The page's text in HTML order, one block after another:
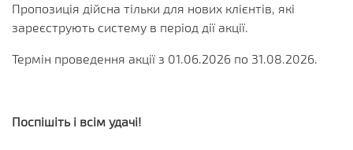
Пропозиція дійсна тільки для нових клієнтів, які
зареєструють систему в період дії акції.
Термін проведення акції з 01.06.2026 по 31.08.2026.
Поспішіть і всім удачі!